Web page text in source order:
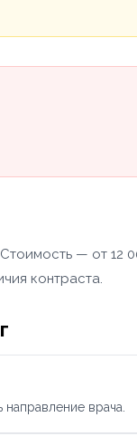
— от
контраста.
врача.